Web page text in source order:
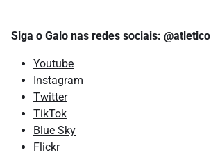
Siga o Galo nas redes sociais: @atletico
Youtube
Instagram
Twitter
TikTok
Blue Sky
Flickr